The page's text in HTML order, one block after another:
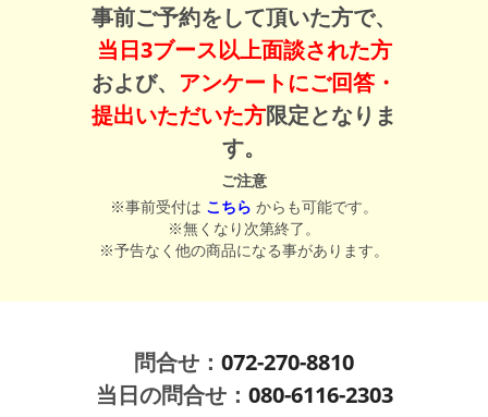
事前ご予約をして頂いた方で、
当日3ブース以上面談された方
および、 アンケートにご回答・
提出いただいた方限定となりま
す。
ご注意
※事前受付は こちら からも可能です。
※無くなり次第終了。
※予告なく他の商品になる事があります。
問合せ： 072-270-8810
当日の問合せ： 080-6116-2303